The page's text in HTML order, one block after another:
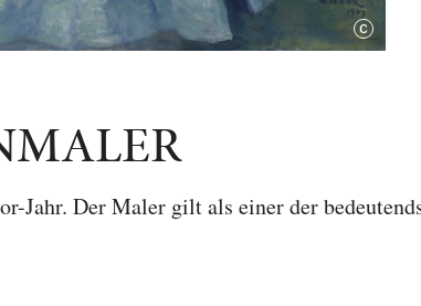
Jahr. Der Maler gilt als einer der